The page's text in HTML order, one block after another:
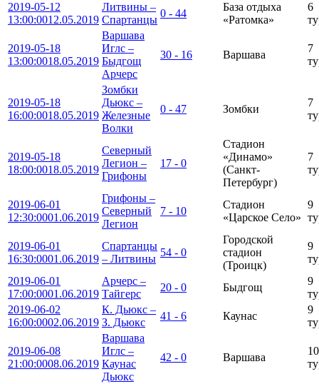
2019-05-12
13:00:0012.05.2019
Литвины –
Спартанцы
0 - 44
База отдыха
«Ратомка»
6
2019-05-18
13:00:0018.05.2019
Варшава
Иглс –
Быдгощ
Арчерс
30 - 16 Варшава
7
2019-05-18
16:00:0018.05.2019
Зомбки
Дьюкс –
Железные
Волки
0 - 47 Зомбки
7
2019-05-18
18:00:0018.05.2019
Северный
Легион –
Грифоны
17 - 0
Стадион
«Динамо»
(Санкт-
Петербург)
7
2019-06-01
12:30:0001.06.2019
Грифоны –
Северный
Легион
7 - 10
Стадион
«Царское Село»
9
2019-06-01
16:30:0001.06.2019
Спартанцы
– Литвины
54 - 0
Городской
стадион
(Троицк)
9
2019-06-01
17:00:0001.06.2019
Арчерс –
Тайгерс
20 - 0 Быдгощ
9
2019-06-02
16:00:0002.06.2019
К. Дьюкс –
З. Дьюкс
41 - 6 Каунас
9
2019-06-08
21:00:0008.06.2019
Варшава
Иглс –
Каунас
Дьюкс
42 - 0 Варшава
10